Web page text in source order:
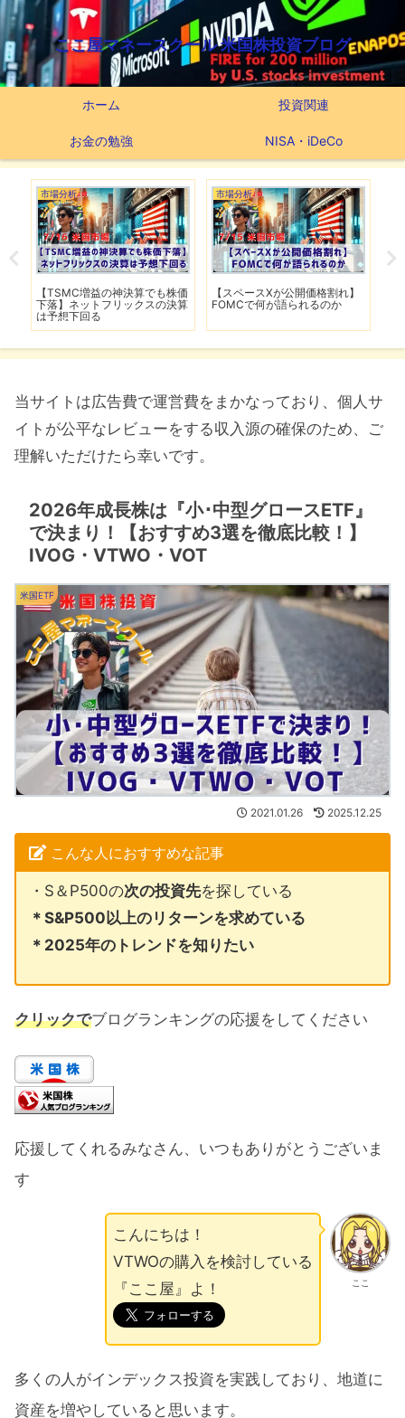
ここ屋マネースクール 米国株投資ブログ
ホーム 投資関連
お金の勉強 NISA・iDeCo
市場分析
【TSMC増益の神決算でも株価
下落】ネットフリックスの決算
は予想下回る
市場分析
【スペースXが公開価格割れ】
FOMCで何が語られるのか
当サイトは広告費で運営費をまかなっており、個人サ
イトが公平なレビューをする収入源の確保のため、ご
理解いただけたら幸いです。
2026年成長株は『小･中型グロースETF』
で決まり！【おすすめ3選を徹底比較！】
IVOG・VTWO・VOT
米国ETF
2021.01.26 2025.12.25
こんな人におすすめな記事
・S＆P500の次の投資先を探している
＊S&P500以上のリターンを求めている
＊2025年のトレンドを知りたい
クリックでブログランキングの応援をしてください
応援してくれるみなさん、いつもありがとうございま
す
ここ
こんにちは！
VTWOの購入を検討している
『ここ屋』よ！
多くの人がインデックス投資を実践しており、地道に
資産を増やしていると思います。